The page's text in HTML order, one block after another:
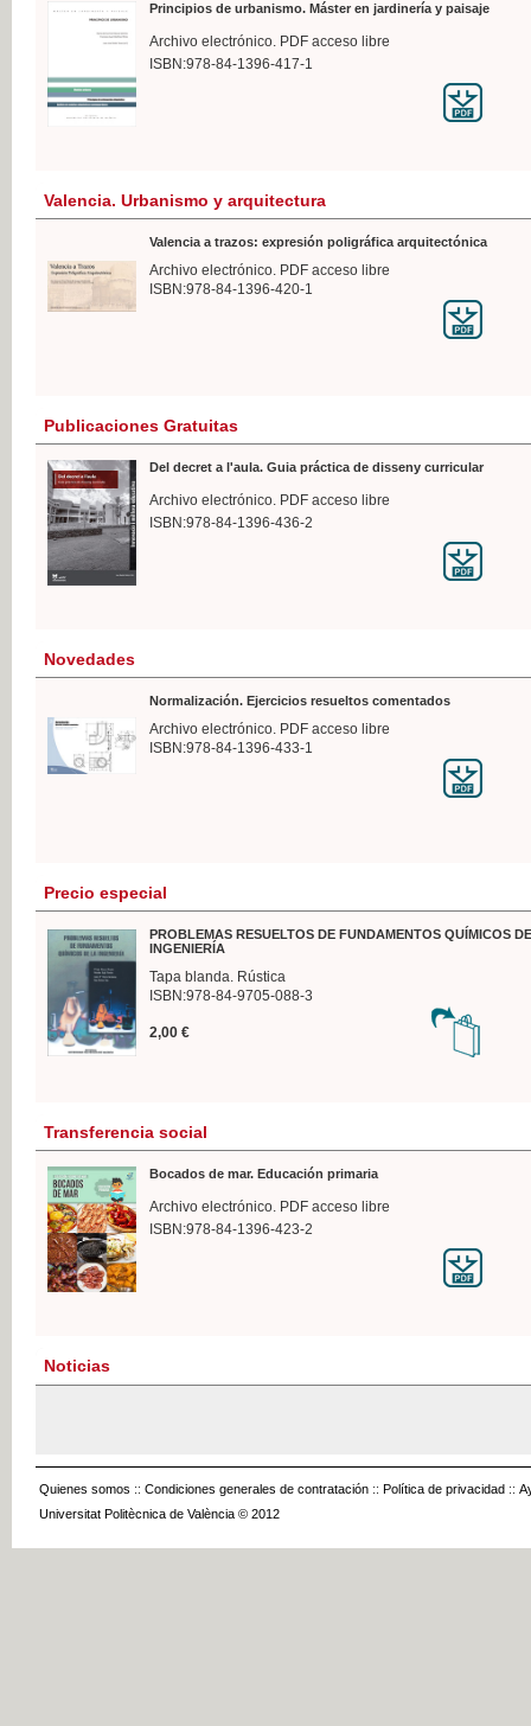
Principios de urbanismo. Máster en jardinería y paisaje
Archivo electrónico. PDF acceso libre
ISBN:978-84-1396-417-1
Valencia. Urbanismo y arquitectura
Valencia a trazos: expresión poligráfica arquitectónica
Archivo electrónico. PDF acceso libre
ISBN:978-84-1396-420-1
Publicaciones Gratuitas
Del decret a l'aula. Guia práctica de disseny curricular
Archivo electrónico. PDF acceso libre
ISBN:978-84-1396-436-2
Novedades
Normalización. Ejercicios resueltos comentados
Archivo electrónico. PDF acceso libre
ISBN:978-84-1396-433-1
Precio especial
PROBLEMAS RESUELTOS DE FUNDAMENTOS QUÍMICOS
INGENIERÍA
Tapa blanda. Rústica
ISBN:978-84-9705-088-3
2,00 €
Transferencia social
Bocados de mar. Educación primaria
Archivo electrónico. PDF acceso libre
ISBN:978-84-1396-423-2
Noticias
Quienes somos :: Condiciones generales de contratación :: Política de privacidad ::
Universitat Politècnica de València © 2012